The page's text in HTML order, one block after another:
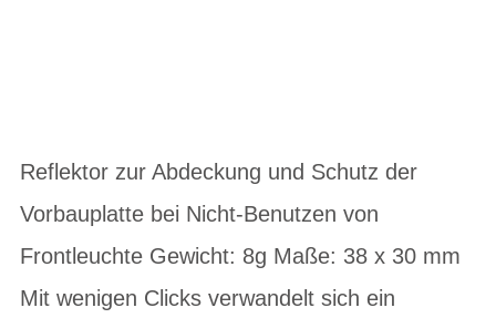
Reflektor zur Abdeckung und Schutz der
Vorbauplatte bei Nicht-Benutzen von
Frontleuchte Gewicht: 8g Maße: 38 x 30 mm
Mit wenigen Clicks verwandelt sich ein